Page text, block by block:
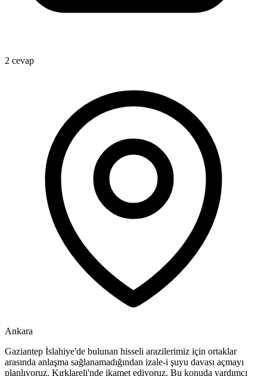
2 cevap
Ankara
Gaziantep İslahiye'de bulunan hisseli arazilerimiz için ortaklar
arasında anlaşma sağlanamadığından izale-i şuyu davası açmayı
planlıyoruz. Kırklareli'nde ikamet ediyoruz. Bu konuda yardımcı